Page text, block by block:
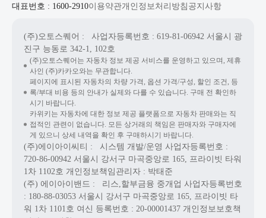
대표번호 : 1600-2910이용약관개인정보처리방침 공지사항
(주)오토스퀘어 : 사업자등록번호 : 619-81-06942 서울시 광
진구 능동로 342-1, 102호
(주)오토스퀘어는 자동차 정보 제공 서비스를 운영하고 있으며, 제휴
사인 (주)카카오와는 무관합니다.
페이지에 표시된 자동차의 차량 가격, 옵션 가격/구성, 할인 조건, 등
록/부대 비용 등의 안내가 실제와 다를 수 있습니다. 구매 전 확인하
시기 바랍니다.
카위키는 자동차에 대한 정보 제공 플랫폼으로 자동차 판매와는 직
접적인 관련이 없습니다. 모든 상거래의 책임은 판매자와 구매자에
게 있으니 상세 내역을 확인 후 구매하시기 바랍니다.
(주)에이아이씨티 : 시스템 개발/운영 사업자등록번호 :
720-86-00942 서울시 강서구 마곡중앙로 165, 프라이빗 타워
1차 1102호 개인정보책임관리자 : 박태준
(주) 에이아이밴드 : 리스,할부금융 중개업 사업자등록번호
: 180-88-03053 서울시 강서구 마곡중앙로 165, 프라이빗 타
워 1차 1101호 여신 등록번호 : 20-00001437 개인정보보호책